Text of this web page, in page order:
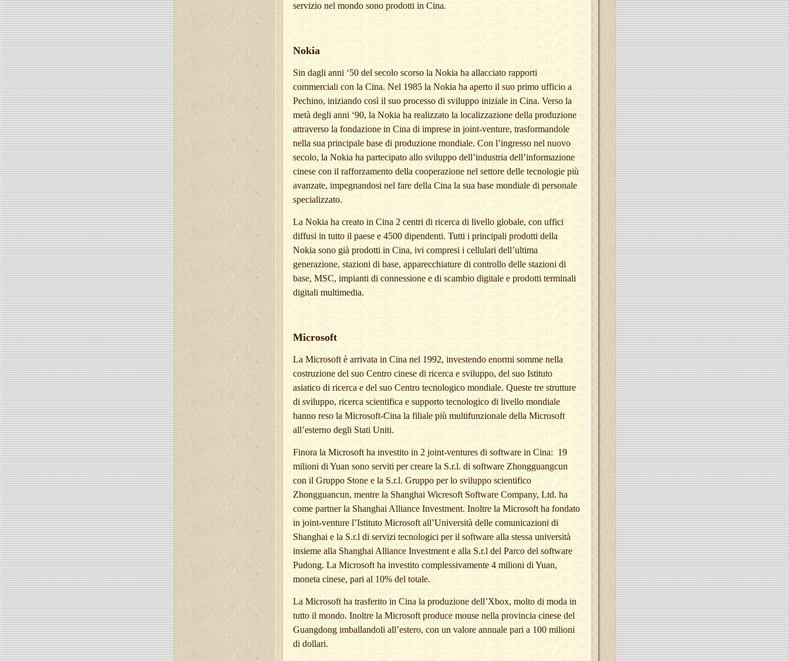
servizio nel mondo sono prodotti in Cina.
Nokia
Sin dagli anni ‘50 del secolo scorso la Nokia ha allacciato rapporti
commerciali con la Cina. Nel 1985 la Nokia ha aperto il suo primo ufficio a
Pechino, iniziando così il suo processo di sviluppo iniziale in Cina. Verso la
metà degli anni ‘90, la Nokia ha realizzato la localizzazione della produzione
attraverso la fondazione in Cina di imprese in joint-venture, trasformandole
nella sua principale base di produzione mondiale. Con l’ingresso nel nuovo
secolo, la Nokia ha partecipato allo sviluppo dell’industria dell’informazione
cinese con il rafforzamento della cooperazione nel settore delle tecnologie più
avanzate, impegnandosi nel fare della Cina la sua base mondiale di personale
specializzato.
La Nokia ha creato in Cina 2 centri di ricerca di livello globale, con uffici
diffusi in tutto il paese e 4500 dipendenti. Tutti i principali prodotti della
Nokia sono già prodotti in Cina, ivi compresi i cellulari dell’ultima
generazione, stazioni di base, apparecchiature di controllo delle stazioni di
base, MSC, impianti di connessione e di scambio digitale e prodotti terminali
digitali multimedia.
Microsoft
La Microsoft è arrivata in Cina nel 1992, investendo enormi somme nella
costruzione del suo Centro cinese di ricerca e sviluppo, del suo Istituto
asiatico di ricerca e del suo Centro tecnologico mondiale. Queste tre strutture
di sviluppo, ricerca scientifica e supporto tecnologico di livello mondiale
hanno reso la Microsoft-Cina la filiale più multifunzionale della Microsoft
all’esterno degli Stati Uniti.
Finora la Microsoft ha investito in 2 joint-ventures di software in Cina: 19
milioni di Yuan sono serviti per creare la S.r.l. di software Zhongguangcun
con il Gruppo Stone e la S.r.l. Gruppo per lo sviluppo scientifico
Zhongguancun, mentre la Shanghai Wicresoft Software Company, Ltd. ha
come partner la Shanghai Alliance Investment. Inoltre la Microsoft ha fondato
in joint-venture l’Istituto Microsoft all’Università delle comunicazioni di
Shanghai e la S.r.l di servizi tecnologici per il software alla stessa università
insieme alla Shanghai Alliance Investment e alla S.r.l del Parco del software
Pudong. La Microsoft ha investito complessivamente 4 milioni di Yuan,
moneta cinese, pari al 10% del totale.
La Microsoft ha trasferito in Cina la produzione dell’Xbox, molto di moda in
tutto il mondo. Inoltre la Microsoft produce mouse nella provincia cinese del
Guangdong imballandoli all’estero, con un valore annuale pari a 100 milioni
di dollari.